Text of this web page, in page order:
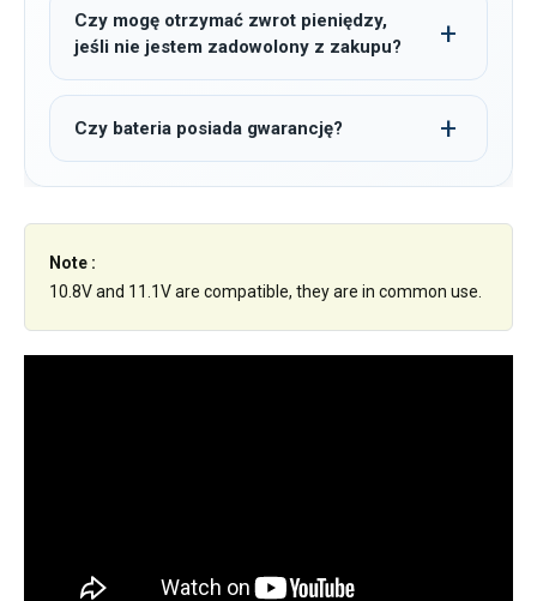
Czy mogę otrzymać zwrot pieniędzy,
jeśli nie jestem zadowolony z zakupu?
Czy bateria posiada gwarancję?
Note :
10.8V and 11.1V are compatible, they are in common use.